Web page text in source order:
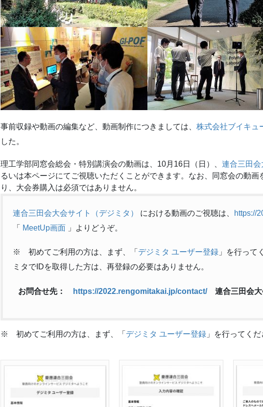
事前収録や動画の編集など、動画制作につきましては、 株式会社ブイキュ
した。
理工学部同窓会総会・特別講演会の動画は、10月16日（日）、 連合三田会
るいは本ページにてご視聴いただくことができます。なお、同窓会の動画
り、大会券購入は必須ではありません。
連合三田会大会サイト（デジミタ） における動画のご視聴は、 https://
「
MeetUp画面 」よりどうぞ。
※ 初めてご利用の方は、まず、「 デジミタ ユーザー登録 」を行って
ミタでIDを取得した方は、再登録の必要はありません。
お問合せ先： https://2022.rengomitakai.jp/contact/連合三田会大
※ 初めてご利用の方は、まず、「 デジミタ ユーザー登録 」を行ってくだ